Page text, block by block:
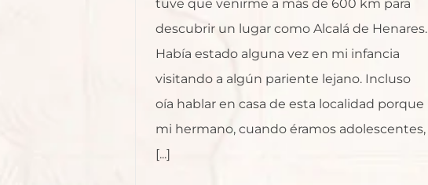
tuve que venirme a más de 600 km para
descubrir un lugar como Alcalá de Henares.
Había estado alguna vez en mi infancia
visitando a algún pariente lejano. Incluso
oía hablar en casa de esta localidad porque
mi hermano, cuando éramos adolescentes,
[...]